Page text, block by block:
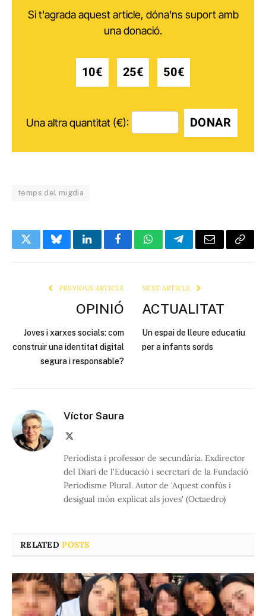
Si t'agrada aquest article, dóna'ns suport amb
una donació.
10€ 25€ 50€
Una altra quantitat (€): DONAR
temps del migdia
TwitterBlueskyLinkedInFacebookWhatsAppTelegramEmail Copy
PREVIOUS ARTICLE
OPINIÓ
Joves i xarxes socials: com
construir una identitat digital
segura i responsable?
NEXT ARTICLE
ACTUALITAT
Un espai de lleure educatiu
per a infants sords
Víctor Saura
Periodista i professor de secundària. Exdirector
del Diari de l'Educació i secretari de la Fundació
Periodisme Plural. Autor de 'Aquest confús i
desigual món explicat als joves' (Octaedro)
RELATEDPOSTS